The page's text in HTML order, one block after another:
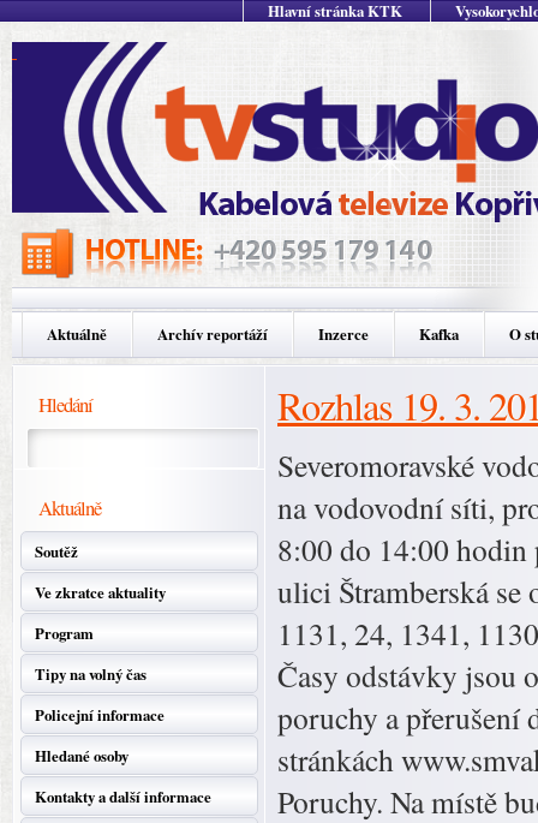
Hlavní stránka KTK
Aktuálně Archív reportáží Inzerce Kafka O
Hledání
Aktuálně
Soutěž
Ve zkratce aktuality
Program
Tipy na volný čas
Policejní informace
Hledané osoby
Kontakty a další informace
Rozhlas 19. 3.
Severomoravské
na vodovodní síti,
8:00 do 14:00 hodin
ulici Štramberská
1131, 24, 1341,
Časy odstávky jsou
poruchy a přerušení
stránkách
Poruchy. Na místě